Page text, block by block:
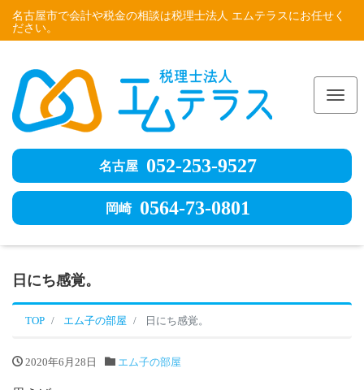
名古屋市で会計や税金の相談は税理士法人 エムテラスにお任せく
ださい。
名古屋 052-253-9527
岡崎 0564-73-0801
日にち感覚。
TOP エム子の部屋 日にち感覚。
2020年6月28日 エム子の部屋